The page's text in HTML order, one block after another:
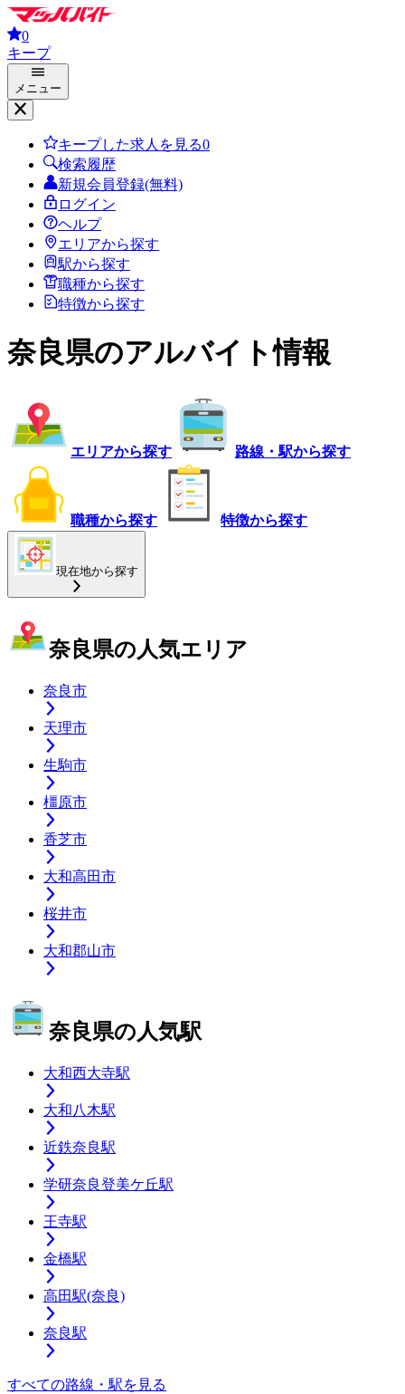
0
キープ
メニュー
キープした求人を見る0
検索履歴
新規会員登録(無料)
ログイン
ヘルプ
エリアから探す
駅から探す
職種から探す
特徴から探す
奈良県のアルバイト情報
エリアから探す 路線・駅から探す
職種から探す 特徴から探す
現在地から探す
奈良県の人気エリア
奈良市
天理市
生駒市
橿原市
香芝市
大和高田市
桜井市
大和郡山市
奈良県の人気駅
大和西大寺駅
大和八木駅
近鉄奈良駅
学研奈良登美ケ丘駅
王寺駅
金橋駅
高田駅(奈良)
奈良駅
すべての路線・駅を見る